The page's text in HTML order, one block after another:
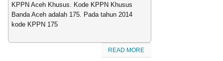
KPPN Aceh Khusus. Kode KPPN Khusus
Banda Aceh adalah 175. Pada tahun 2014
kode KPPN 175
READ MORE